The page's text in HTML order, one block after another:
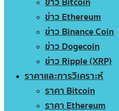
ข่าว Ethereum
ข่าว Binance Coin
ข่าว Dogecoin
ข่าว Ripple (XRP)
ราคาและการวิเคราะห์
ราคา Bitcoin
ราคา Ethereum